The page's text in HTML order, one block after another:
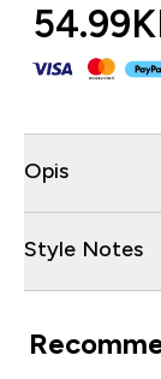
Opis
Style Notes